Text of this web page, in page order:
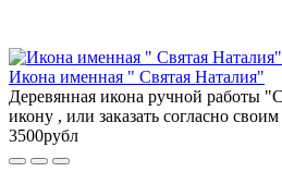
Икона именная " Святая Наталия"
Деревянная икона ручной работы
икону , или заказать согласно
3500рубл